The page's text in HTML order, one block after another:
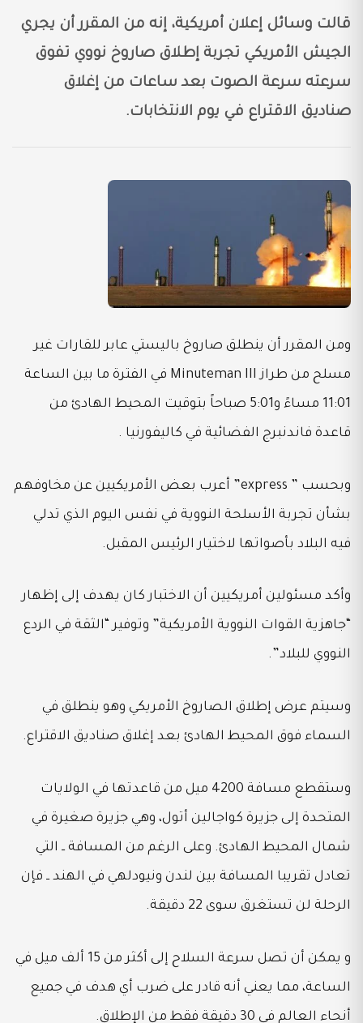
قالت وسائل إعلان أمريكية، إنه من المقرر أن يجري
الجيش الأمريكي تجربة إطلاق صاروخ نووي تفوق
سرعته سرعة الصوت بعد ساعات من إغلاق
صناديق الاقتراع في يوم الانتخابات.
ومن المقرر أن ينطلق صاروخ باليستي عابر للقارات غير
مسلح من طراز Minuteman III في الفترة ما بين الساعة
11:01 مساءً و5:01 صباحاً بتوقيت المحيط الهادئ من
قاعدة فاندنبرج الفضائية في كاليفورنيا .
وبحسب ” express” أعرب بعض الأمريكيين عن مخاوفهم
بشأن تجربة الأسلحة النووية في نفس اليوم الذي تدلي
فيه البلاد بأصواتها لاختيار الرئيس المقبل.
وأكد مسئولين أمريكيين أن الاختبار كان يهدف إلى إظهار
“جاهزية القوات النووية الأمريكية” وتوفير “الثقة في الردع
النووي للبلاد”.
وسيتم عرض إطلاق الصاروخ الأمريكي وهو ينطلق في
السماء فوق المحيط الهادئ بعد إغلاق صناديق الاقتراع.
وستقطع مسافة 4200 ميل من قاعدتها في الولايات
المتحدة إلى جزيرة كواجالين أتول، وهي جزيرة صغيرة في
شمال المحيط الهادئ. وعلى الرغم من المسافة ــ التي
تعادل تقريبا المسافة بين لندن ونيودلهي في الهند ــ فإن
الرحلة لن تستغرق سوى 22 دقيقة.
و يمكن أن تصل سرعة السلاح إلى أكثر من 15 ألف ميل في
الساعة، مما يعني أنه قادر على ضرب أي هدف في جميع
أنحاء العالم في 30 دقيقة فقط من الإطلاق.